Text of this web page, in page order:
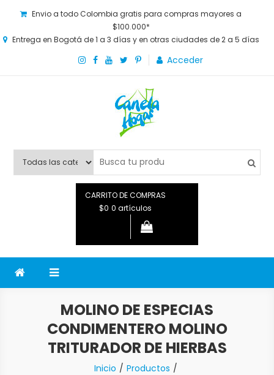
Envio a todo Colombia gratis para compras mayores a
$100.000*
Entrega en Bogotá de 1 a 3 días y en otras ciudades de 2 a 5 días
Acceder
Canela Hogar
novedosos productos para grandes y chicos, además de lo
que necesitas saber para disfrutar tu hogar.
CARRITO DE COMPRAS
$0 0 artículos
MOLINO DE ESPECIAS
CONDIMENTERO MOLINO
TRITURADOR DE HIERBAS
Inicio
Productos